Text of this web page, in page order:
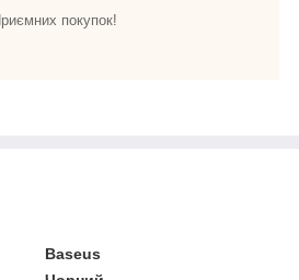
покупок!
Baseus